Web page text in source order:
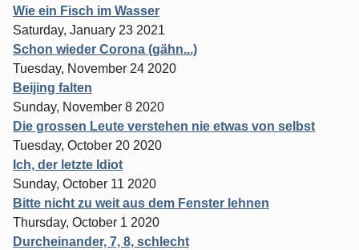
Wie ein Fisch im Wasser
Saturday, January 23 2021
Schon wieder Corona (gähn...)
Tuesday, November 24 2020
Beijing falten
Sunday, November 8 2020
Die grossen Leute verstehen nie etwas von selbst
Tuesday, October 20 2020
Ich, der letzte Idiot
Sunday, October 11 2020
Bitte nicht zu weit aus dem Fenster lehnen
Thursday, October 1 2020
Durcheinander, 7, 8, schlecht